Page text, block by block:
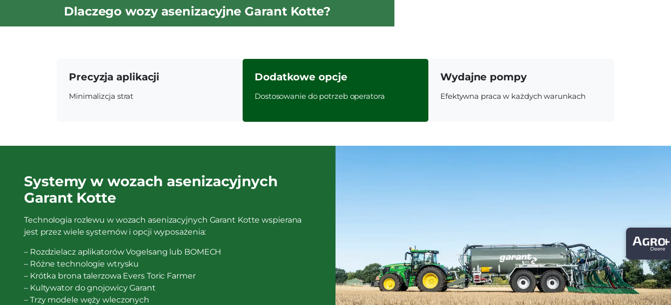
Dlaczego wozy asenizacyjne Garant Kotte?
Precyzja aplikacji
Minimalizcja strat
Dodatkowe opcje
Dostosowanie do potrzeb operatora
Wydajne pompy
Efektywna praca w każdych warunkach
Systemy w wozach asenizacyjnych
Garant Kotte
Technologia rozlewu w wozach asenizacyjnych Garant Kotte wspierana
jest przez wiele systemów i opcji wyposażenia:
– Rozdzielacz aplikatorów Vogelsang lub BOMECH
– Różne technologie wtrysku
– Krótka brona talerzowa Evers Toric Farmer
– Kultywator do gnojowicy Garant
– Trzy modele węży wleczonych